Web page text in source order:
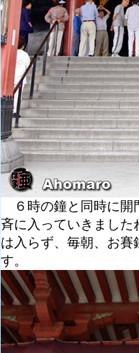
６時の鐘と同時に開
斉に入っていきまし
は入らず、毎朝、お
す。